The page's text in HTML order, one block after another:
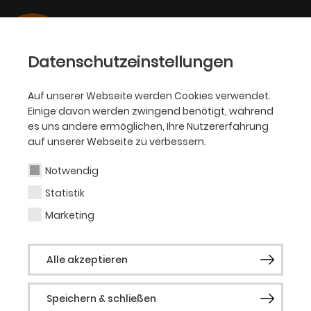
Datenschutzeinstellungen
Auf unserer Webseite werden Cookies verwendet.
Einige davon werden zwingend benötigt, während
es uns andere ermöglichen, Ihre Nutzererfahrung
auf unserer Webseite zu verbessern.
Notwendig
Statistik
Marketing
Alle akzeptieren
Speichern & schließen
PHILHARMONIKER
Kathrin Averdung
2. Violine
Kathrin Averdung, 1969 in Bonn geboren,
war zunächst Jungstudentin bei Prof.
Saschko Gawriloff. Sie studierte nach
ihrem Abitur an der HdK Berlin bei Prof. Koji